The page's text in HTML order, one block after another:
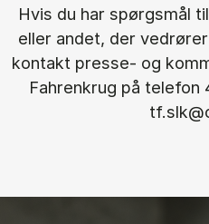
Hvis du har spørgsmål
eller andet, der
kontakt presse- og
Fahrenkrug på telefon